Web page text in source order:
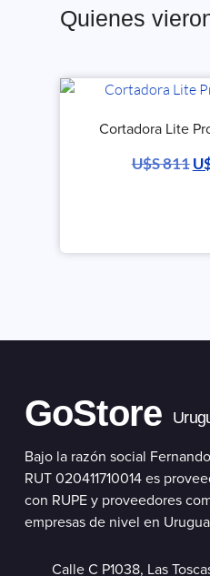
Quienes
Cortadora Lite
U$S811
GoStore
Bajo la razón social
RUT 020411710014 es
con RUPE y proveedores
empresas de nivel en
Calle C P1038, Las